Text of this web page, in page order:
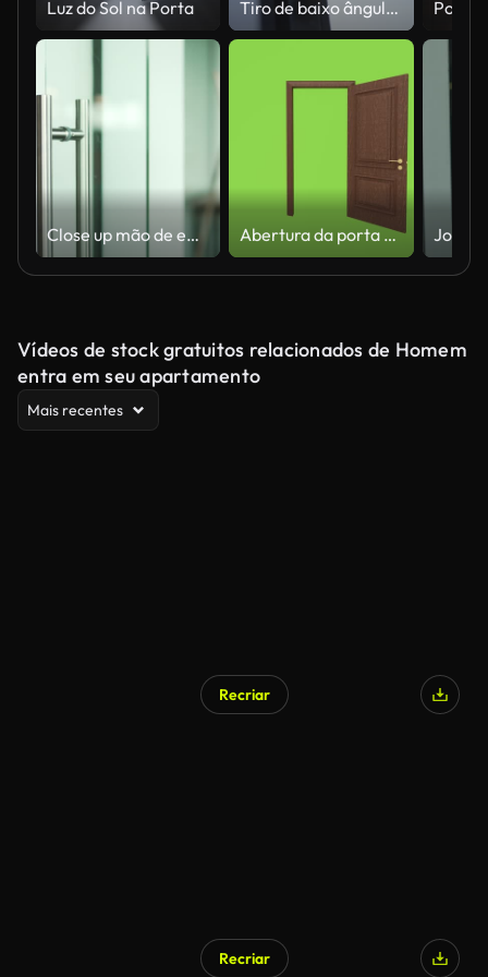
Luz do Sol na Porta Tiro de baixo ângulo de uma mão humana não reconhecida abrindo uma porta e atravessando.
Close up mão de empresário de sucesso abrir a entrada de escritório de vidro no moderno centro de negócios Abertura da porta de madeira marrom no fundo da tela verde
Vídeos de stock gratuitos relacionados de Homem
entra em seu apartamento
Mais recentes
Recriar
Recriar